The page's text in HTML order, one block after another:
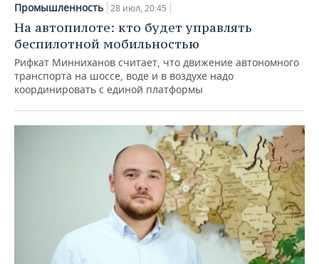
Промышленность 28 июл, 20:45
На автопилоте: кто будет управлять
беспилотной мобильностью
Рифкат Минниханов считает, что движение автономного
транспорта на шоссе, воде и в воздухе надо
координировать с единой платформы